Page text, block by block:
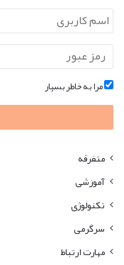
مرا به خاطر بسپار
متفرقه
آموزشی
تکنولوژی
سرگرمی
مهارت ارتباط